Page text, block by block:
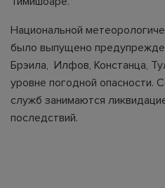
Национальной
было выпущено
Брэила, Илфов, Констанца,
уровне погодной опасности.
служб занимаются
последствий.